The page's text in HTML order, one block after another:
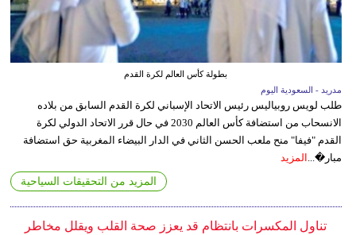
بطولة كأس العالم لكرة القدم
مدريد - السعودية اليوم
طلب لويس روبياليس رئيس الاتحاد الإسباني لكرة القدم السابق من بلاده
الانسحاب من استضافة كأس العالم 2030 في حال قرر الاتحاد الدولي لكرة
القدم "فيفا" منح ملعب الحسن الثاني في الدار البيضاء المغربية حق استضافة
مبار�... المزيد
المزيد من التحقيقات السياحية
تناول المكسرات بانتظام قد يعزز صحة القلب ويقلل مخاطر